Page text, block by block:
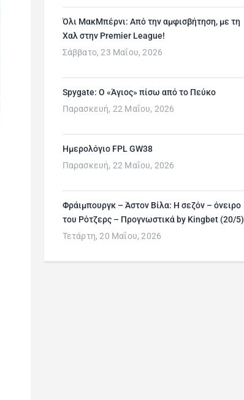
Όλι ΜακΜπέρνι: Aπό την αμφισβήτηση, με τη
Χαλ στην Premier League!
Σάββατο, 23 Μαΐου, 2026
Spygate: Ο «Άγιος» πίσω από το Πεύκο
Παρασκευή, 22 Μαΐου, 2026
Ημερολόγιο FPL GW38
Παρασκευή, 22 Μαΐου, 2026
Φράιμπουργκ – Άστον Βίλα: Η σεζόν – όνειρο
του Ρότζερς – Προγνωστικά by Kingbet (20/5)
Τετάρτη, 20 Μαΐου, 2026